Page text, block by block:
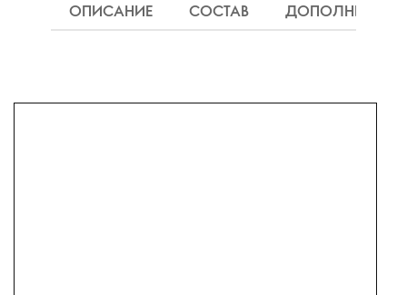
ОПИСАНИЕ СОСТАВ